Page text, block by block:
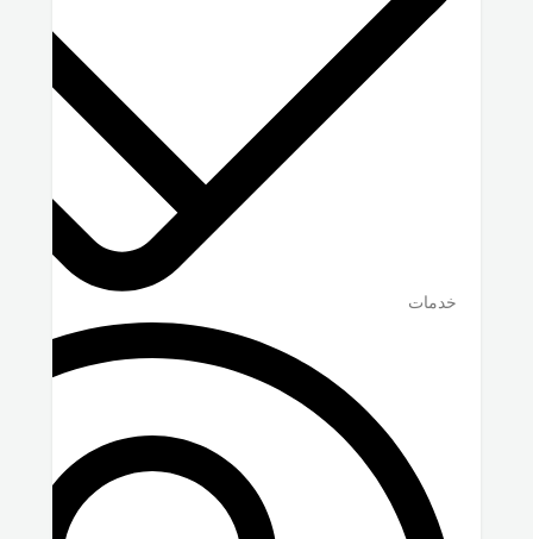
خدمات